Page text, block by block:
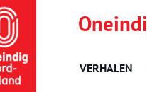
VERHALEN